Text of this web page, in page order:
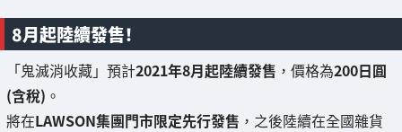
8月起陸續發售！
「鬼滅消收藏」預計2021年8月起陸續發售 ，價格為200日圓
(含稅) 。
將在LAWSON集團門市限定先行發售 ，之後陸續在全國雜貨